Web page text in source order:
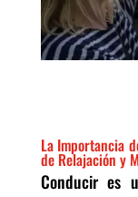
La Importancia
de Relajación y
Conducir es